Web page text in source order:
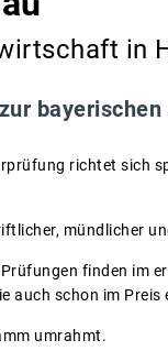
in
richtet sich
mündlicher
finden im
auch schon im Preis
umrahmt.